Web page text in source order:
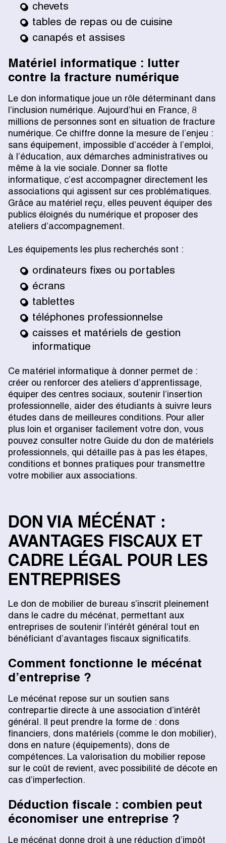
chevets
tables de repas ou de cuisine
canapés et assises
Matériel informatique : lutter
contre la fracture numérique
Le don informatique joue un rôle déterminant dans
l’inclusion numérique. Aujourd’hui en France, 8
millions de personnes sont en situation de fracture
numérique. Ce chiffre donne la mesure de l’enjeu :
sans équipement, impossible d’accéder à l’emploi,
à l’éducation, aux démarches administratives ou
même à la vie sociale. Donner sa flotte
informatique, c’est accompagner directement les
associations qui agissent sur ces problématiques.
Grâce au matériel reçu, elles peuvent équiper des
publics éloignés du numérique et proposer des
ateliers d’accompagnement.
Les équipements les plus recherchés sont :
ordinateurs fixes ou portables
écrans
tablettes
téléphones professionnelse
caisses et matériels de gestion
informatique
Ce matériel informatique à donner permet de :
créer ou renforcer des ateliers d’apprentissage,
équiper des centres sociaux, soutenir l’insertion
professionnelle, aider des étudiants à suivre leurs
études dans de meilleures conditions. Pour aller
plus loin et organiser facilement votre don, vous
pouvez consulter notre Guide du don de matériels
professionnels, qui détaille pas à pas les étapes,
conditions et bonnes pratiques pour transmettre
votre mobilier aux associations.
DON VIA MÉCÉNAT :
AVANTAGES FISCAUX ET
CADRE LÉGAL POUR LES
ENTREPRISES
Le don de mobilier de bureau s’inscrit pleinement
dans le cadre du mécénat, permettant aux
entreprises de soutenir l’intérêt général tout en
bénéficiant d’avantages fiscaux significatifs.
Comment fonctionne le mécénat
d’entreprise ?
Le mécénat repose sur un soutien sans
contrepartie directe à une association d’intérêt
général. Il peut prendre la forme de : dons
financiers, dons matériels (comme le don mobilier),
dons en nature (équipements), dons de
compétences. La valorisation du mobilier repose
sur le coût de revient, avec possibilité de décote en
cas d’imperfection.
Déduction fiscale : combien peut
économiser une entreprise ?
Le mécénat donne droit à une réduction d’impôt